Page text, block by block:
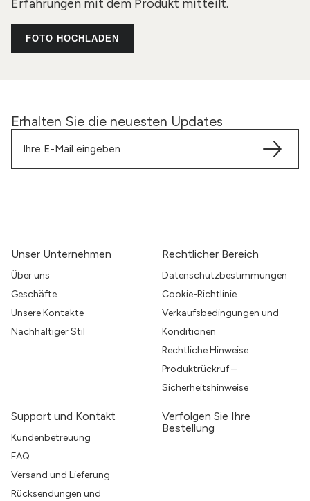
Erfahrungen mit dem Produkt mitteilt.
FOTO HOCHLADEN
Erhalten Sie die neuesten Updates
Unser Unternehmen
Über uns
Geschäfte
Unsere Kontakte
Nachhaltiger Stil
Rechtlicher Bereich
Datenschutzbestimmungen
Cookie-Richtlinie
Verkaufsbedingungen und
Konditionen
Rechtliche Hinweise
Produktrückruf –
Sicherheitshinweise
Support und Kontakt
Kundenbetreuung
FAQ
Versand und Lieferung
Rücksendungen und
Verfolgen Sie Ihre
Bestellung